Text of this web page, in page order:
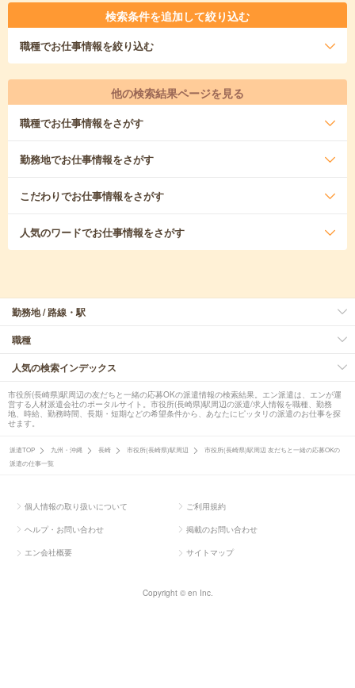
検索条件を追加して絞り込む
職種でお仕事情報を絞り込む
他の検索結果ページを見る
職種でお仕事情報をさがす
勤務地でお仕事情報をさがす
こだわりでお仕事情報をさがす
人気のワードでお仕事情報をさがす
勤務地 / 路線・駅
職種
人気の検索インデックス
市役所(長崎県)駅周辺の友だちと一緒の応募OKの派遣情報の検索結果。エン派遣は、エンが運
営する人材派遣会社のポータルサイト。市役所(長崎県)駅周辺の派遣/求人情報を職種、勤務
地、時給、勤務時間、長期・短期などの希望条件から、あなたにピッタリの派遣のお仕事を探
せます。
派遣TOP 九州・沖縄 長崎 市役所(長崎県)駅周辺
市役所(長崎県)駅周辺 友だちと一緒の応募OKの
派遣の仕事一覧
個人情報の取り扱いについて ご利用規約
ヘルプ・お問い合わせ 掲載のお問い合わせ
エン会社概要 サイトマップ
Copyright © en Inc.